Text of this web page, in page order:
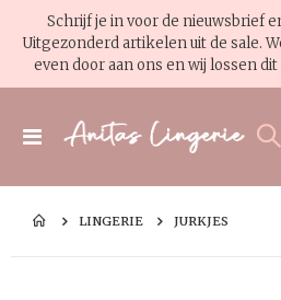
Schrijf je in voor de nieuwsbrief
Uitgezonderd artikelen uit de sale.
even door aan ons en wij lossen dit
Toggle
LINGERIE JURKJES